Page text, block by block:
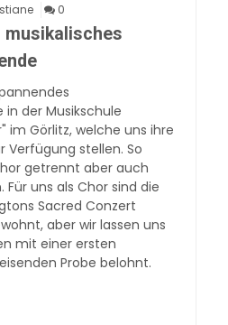
0
musikalisches
der Musikschule
im Görlitz, welche uns ihre
Verfügung stellen. So
getrennt aber auch
uns als Chor sind die
Sacred Conzert
aber wir lassen uns
mit einer ersten
Probe belohnt.